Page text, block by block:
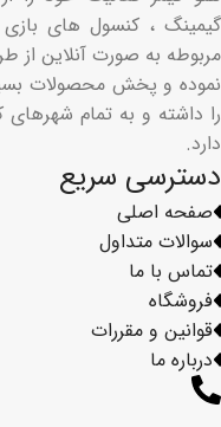
فروشگاه
قوانین و مقررات
درباره ما
دسترسی سریع
صفحه اصلی
سوالات متداول
تماس با ما
گیمینگ ، کنسول های
نموده و پخش محصولات
را داشته و به تمام
دارد.